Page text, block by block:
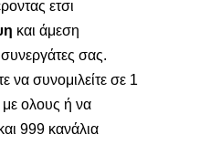
ετσι
και άμεση
σας.
να συνομιλείτε σε 1
με ολους ή να
999 κανάλια